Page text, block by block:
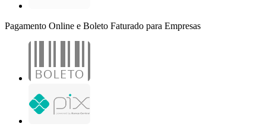
Pagamento Online e Boleto Faturado para Empresas